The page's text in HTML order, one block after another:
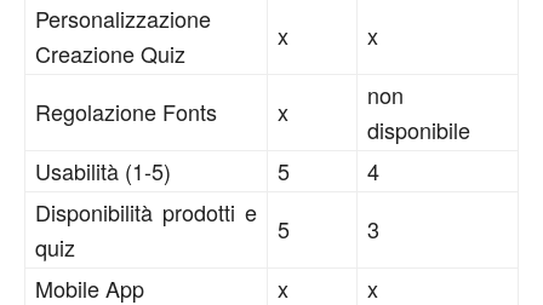
Personalizzazione
Creazione Quiz
x x
Regolazione Fonts x
non
disponibile
Usabilità (1-5)
5
4
Disponibilità prodotti e
quiz
5
3
Mobile App
x
x